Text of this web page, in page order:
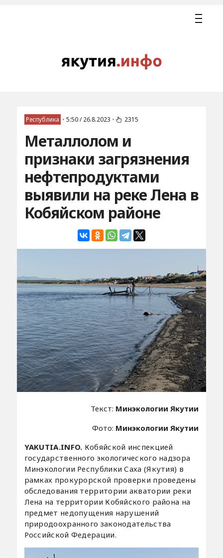
Республика • 5:50 / 26.8.2023 • 2315
Металлолом и
признаки загрязнения
нефтепродуктами
выявили на реке Лена в
Кобяйском районе
Текст: Минэкологии Якутии
Фото: Минэкологии Якутии
YAKUTIA.INFO. Кобяйской инспекцией
государственного экологического надзора
Минэкологии Республики Саха (Якутия) в
рамках прокурорской проверки проведены
обследования территории акватории реки
Лена на территории Кобяйского района на
предмет недопущения нарушений
природоохранного законодательства
Российской Федерации.